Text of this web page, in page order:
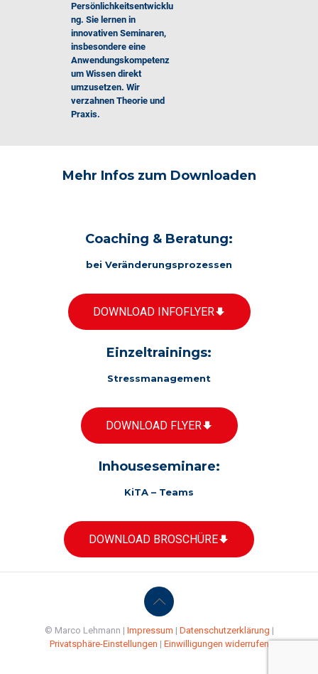
Persönlichkeitsentwicklu
ng. Sie lernen in
innovativen Seminaren,
insbesondere eine
Anwendungskompetenz
um Wissen direkt
umzusetzen. Wir
verzahnen Theorie und
Praxis.
Mehr Infos zum Downloaden
Coaching & Beratung:
bei Veränderungsprozessen
DOWNLOAD INFOFLYER
Einzeltrainings:
Stressmanagement
DOWNLOAD FLYER
Inhouseseminare:
KiTA – Teams
DOWNLOAD BROSCHÜRE
© Marco Lehmann | Impressum | Datenschutzerklärung |
Privatsphäre-Einstellungen | Einwilligungen widerrufen